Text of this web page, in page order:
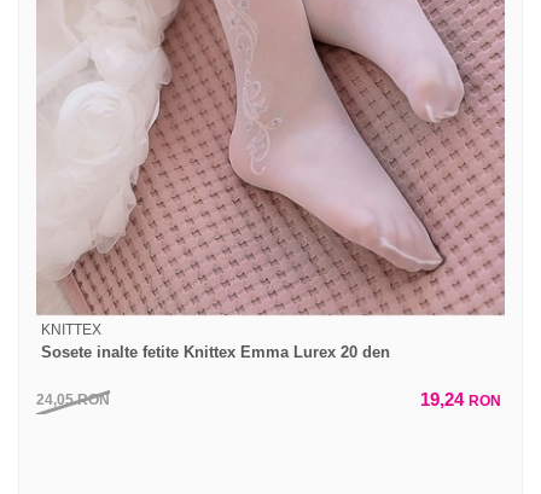
KNITTEX
Sosete inalte fetite Knittex Emma Lurex 20 den
24,05RON 19,24 RON